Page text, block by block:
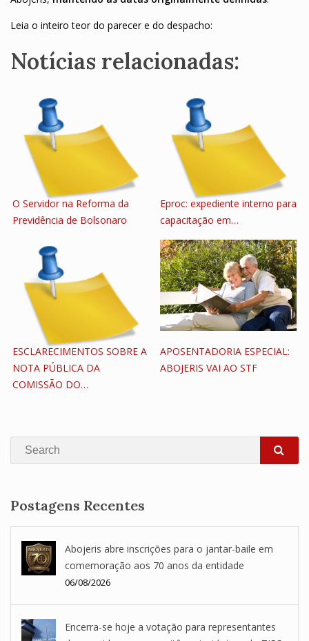
Leia o inteiro teor do parecer e do despacho:
Notícias relacionadas:
O Servidor na Reforma da
Previdência de Bolsonaro
Eproc: expediente interno para
capacitação em…
ESCLARECIMENTOS SOBRE A
NOTA PÚBLICA DA
COMISSÃO DO…
APOSENTADORIA ESPECIAL:
ABOJERIS VAI AO STF
Search
Postagens Recentes
Abojeris abre inscrições para o jantar-baile em
comemoração aos 70 anos da entidade
06/08/2026
Encerra-se hoje a votação para representantes